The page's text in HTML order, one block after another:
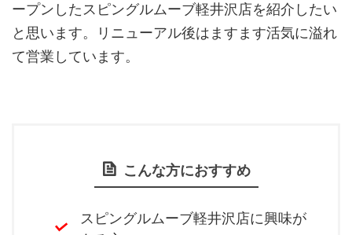
ープンしたスピングルムーブ軽井沢店を紹介したい
と思います。リニューアル後はますます活気に溢れ
て営業しています。
こんな方におすすめ
スピングルムーブ軽井沢店に興味が